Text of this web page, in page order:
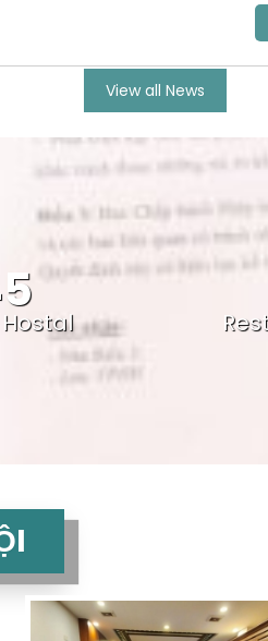
dự của các Ủy viên Ban Chấp
View all News